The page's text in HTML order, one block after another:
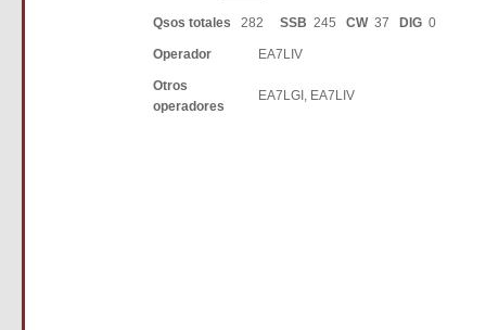
Qsos totales 282 SSB 245 CW37 DIG0
Operador EA7LIV
Otros
operadores
EA7LGI, EA7LIV